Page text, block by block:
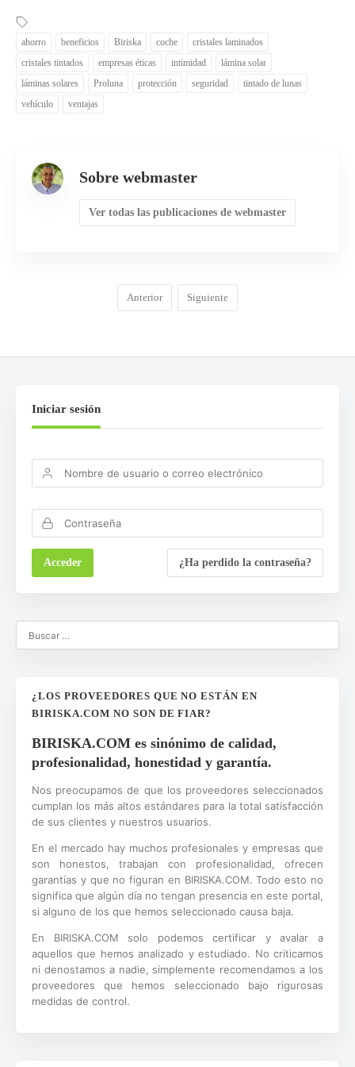
ahorro beneficios Biriska coche
cristales laminados
cristales tintados
empresas éticas intimidad
lámina solar
láminas solares
Proluna protección seguridad
tintado de lunas
vehículo
ventajas
Sobre webmaster
Ver todas las publicaciones de webmaster
Anterior Siguiente
Iniciar sesión
¿Ha perdido la contraseña?
¿LOS PROVEEDORES QUE NO ESTÁN EN
BIRISKA.COM NO SON DE FIAR?
BIRISKA.COM es sinónimo de calidad,
profesionalidad, honestidad y garantía.
Nos preocupamos de que los proveedores seleccionados
cumplan los más altos estándares para la total satisfacción
de sus clientes y nuestros usuarios.
En el mercado hay muchos profesionales y empresas que
son honestos, trabajan con profesionalidad, ofrecen
garantías y que no figuran en BIRISKA.COM. Todo esto no
significa que algún día no tengan presencia en este portal,
si alguno de los que hemos seleccionado causa baja.
En BIRISKA.COM solo podemos certificar y avalar a
aquellos que hemos analizado y estudiado. No criticamos
ni denostamos a nadie, simplemente recomendamos a los
proveedores que hemos seleccionado bajo rigurosas
medidas de control.